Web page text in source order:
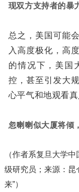
现双方支持者的暴
总之，美国可能
入高度极化，高
的情况下，美国
控，甚至引发大
心平气和地观看
忽喇喇似大厦将倾
（作者系复旦大学
级研究员；来源：昆
来”）